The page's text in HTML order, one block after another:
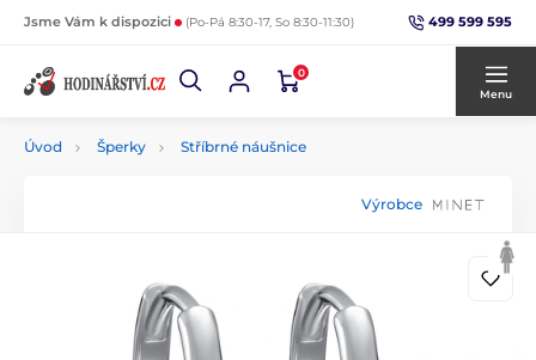
Jsme Vám k dispozici (Po-Pá 8:30-17, So 8:30-11:30) 499 599 595
0
Menu
Úvod Šperky Stříbrné náušnice
Výrobce